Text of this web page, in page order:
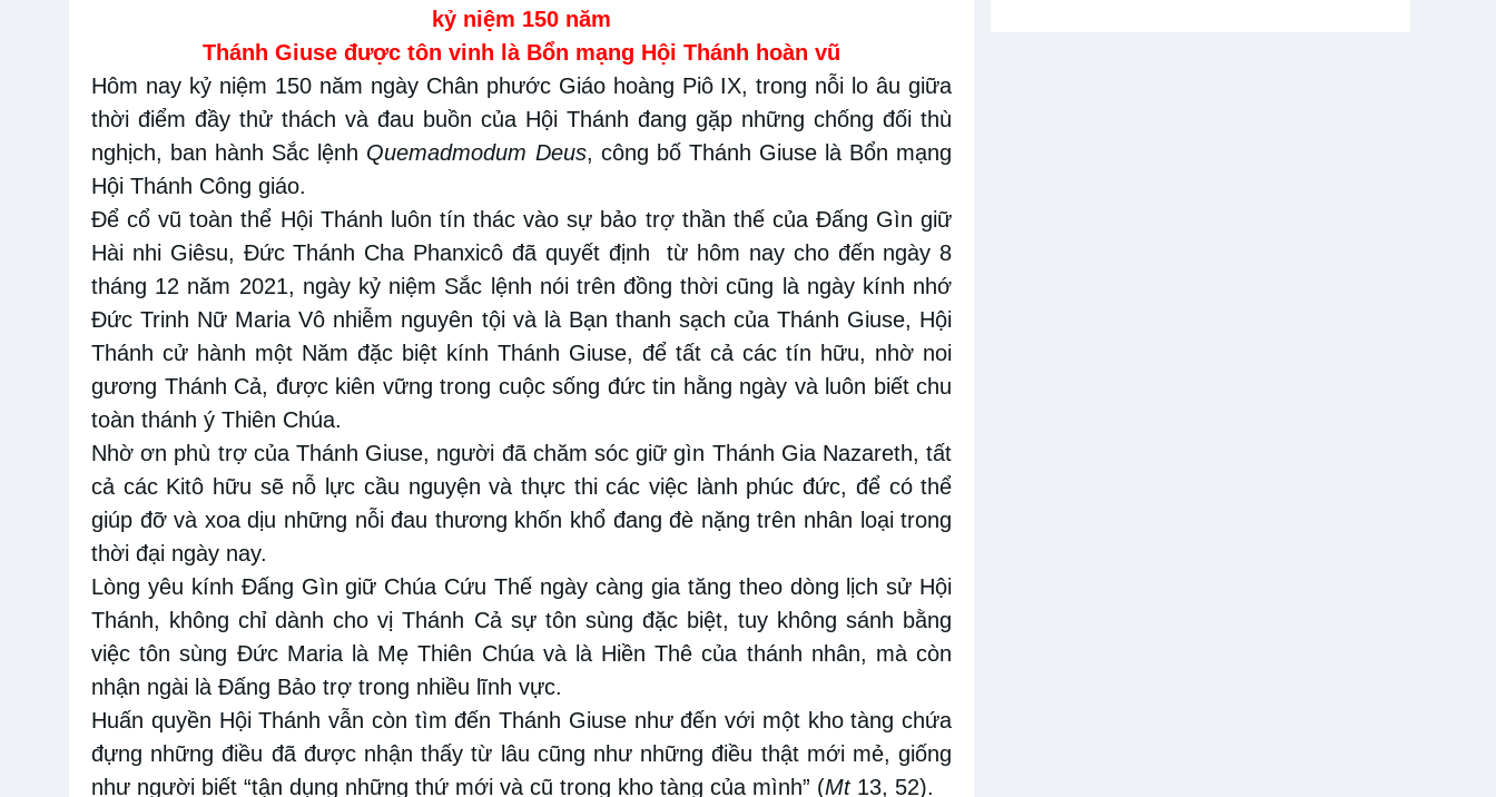
kỷ niệm 150 năm
Thánh Giuse được tôn vinh là Bổn mạng Hội Thánh hoàn vũ
Hôm nay kỷ niệm 150 năm ngày Chân phước Giáo hoàng Piô IX, trong nỗi lo âu giữa
thời điểm đầy thử thách và đau buồn của Hội Thánh đang gặp những chống đối thù
nghịch, ban hành Sắc lệnh Quemadmodum Deus, công bố Thánh Giuse là Bổn mạng
Hội Thánh Công giáo.
Để cổ vũ toàn thể Hội Thánh luôn tín thác vào sự bảo trợ thần thế của Đấng Gìn giữ
Hài nhi Giêsu, Đức Thánh Cha Phanxicô đã quyết định từ hôm nay cho đến ngày 8
tháng 12 năm 2021, ngày kỷ niệm Sắc lệnh nói trên đồng thời cũng là ngày kính nhớ
Đức Trinh Nữ Maria Vô nhiễm nguyên tội và là Bạn thanh sạch của Thánh Giuse, Hội
Thánh cử hành một Năm đặc biệt kính Thánh Giuse, để tất cả các tín hữu, nhờ noi
gương Thánh Cả, được kiên vững trong cuộc sống đức tin hằng ngày và luôn biết chu
toàn thánh ý Thiên Chúa.
Nhờ ơn phù trợ của Thánh Giuse, người đã chăm sóc giữ gìn Thánh Gia Nazareth, tất
cả các Kitô hữu sẽ nỗ lực cầu nguyện và thực thi các việc lành phúc đức, để có thể
giúp đỡ và xoa dịu những nỗi đau thương khốn khổ đang đè nặng trên nhân loại trong
thời đại ngày nay.
Lòng yêu kính Đấng Gìn giữ Chúa Cứu Thế ngày càng gia tăng theo dòng lịch sử Hội
Thánh, không chỉ dành cho vị Thánh Cả sự tôn sùng đặc biệt, tuy không sánh bằng
việc tôn sùng Đức Maria là Mẹ Thiên Chúa và là Hiền Thê của thánh nhân, mà còn
nhận ngài là Đấng Bảo trợ trong nhiều lĩnh vực.
Huấn quyền Hội Thánh vẫn còn tìm đến Thánh Giuse như đến với một kho tàng chứa
đựng những điều đã được nhận thấy từ lâu cũng như những điều thật mới mẻ, giống
như người biết “tận dụng những thứ mới và cũ trong kho tàng của mình” (Mt13, 52).